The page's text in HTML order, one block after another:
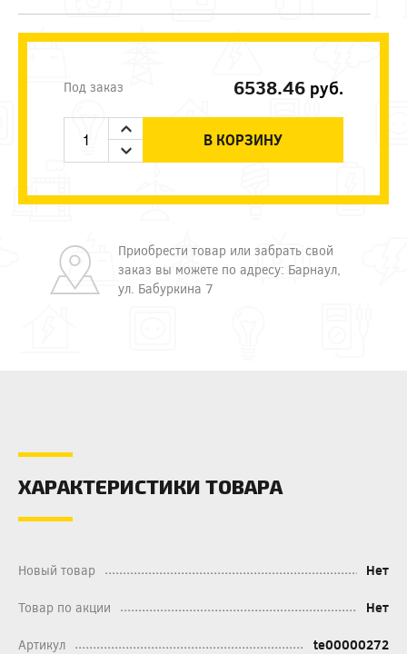
Под заказ 6538.46 руб.
В КОРЗИНУ
Приобрести товар или забрать свой
заказ вы можете по адресу: Барнаул,
ул. Бабуркина 7
ХАРАКТЕРИСТИКИ ТОВАРА
Новый товар Нет
Товар по акции Нет
Артикул te00000272